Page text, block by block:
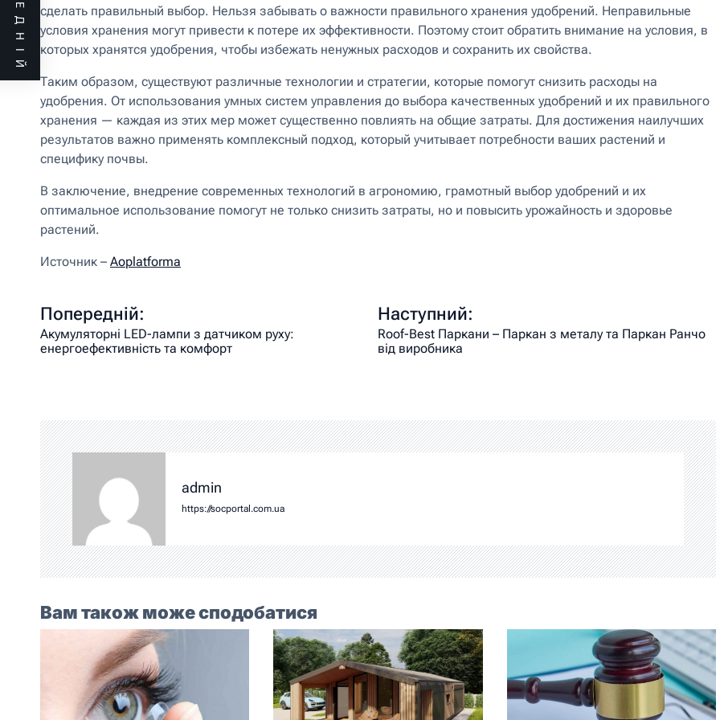
сделать правильный выбор. Нельзя забывать о важности правильного хранения удобрений. Неправильные
условия хранения могут привести к потере их эффективности. Поэтому стоит обратить внимание на условия, в
которых хранятся удобрения, чтобы избежать ненужных расходов и сохранить их свойства.
Таким образом, существуют различные технологии и стратегии, которые помогут снизить расходы на
удобрения. От использования умных систем управления до выбора качественных удобрений и их правильного
хранения — каждая из этих мер может существенно повлиять на общие затраты. Для достижения наилучших
результатов важно применять комплексный подход, который учитывает потребности ваших растений и
специфику почвы.
В заключение, внедрение современных технологий в агрономию, грамотный выбор удобрений и их
оптимальное использование помогут не только снизить затраты, но и повысить урожайность и здоровье
растений.
Источник – Aoplatforma
Попередній:
Акумуляторні LED-лампи з датчиком руху:
енергоефективність та комфорт
Наступний:
Roof-Best Паркани – Паркан з металу та Паркан Ранчо
від виробника
admin
https://socportal.com.ua
Вам також може сподобатися